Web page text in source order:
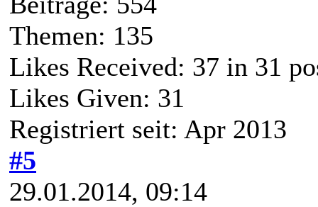
Themen: 135
Likes Received: 37 in 31
Likes Given: 31
Registriert seit: Apr 2013
#5
29.01.2014, 09:14